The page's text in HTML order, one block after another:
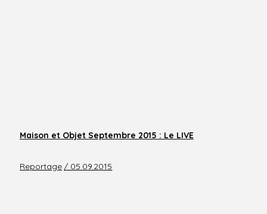
Maison et Objet Septembre 2015 : Le LIVE
Reportage / 05.09.2015